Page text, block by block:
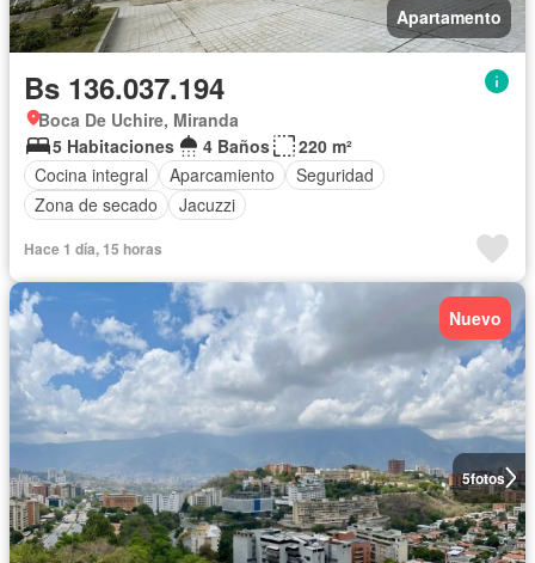
Apartamento
Bs 136.037.194
Boca De Uchire, Miranda
5 Habitaciones
4 Baños
220 m²
Cocina integral
Aparcamiento
Seguridad
Zona de secado
Jacuzzi
Hace 1 día, 15 horas
5fotos
Nuevo